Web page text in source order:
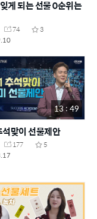
게 되는 선물 0순위는
74
3
13 : 49
맞이 선물제안
177
5